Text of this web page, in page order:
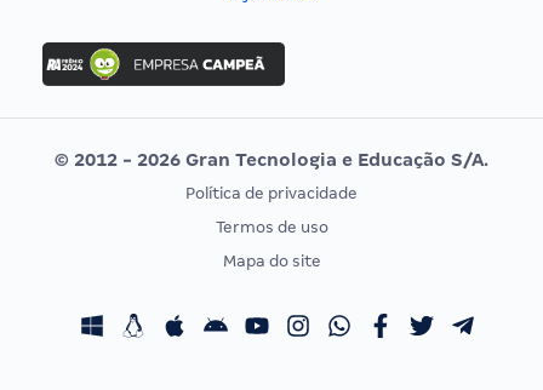
Concurso Ibama
Concurso MPU
Editais publicados
Vunesp
CONCURSOS POR PROFISSÃO
Concursos Fiscais
EXAME DE ORDEM
Calendário OAB
© 2012 - 2026 Gran Tecnologia e Educação S/A.
Política de privacidade
Termos de uso
Mapa do site